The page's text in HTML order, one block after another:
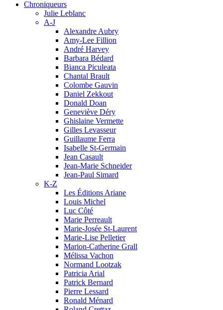
Chroniqueurs
Julie Leblanc
A-J
Alexandre Aubry
Amy-Lee Fillion
André Harvey
Barbara Bédard
Bianca Piculeata
Chantal Brault
Colombe Gauvin
Daniel Zekkout
Donald Doan
Geneviève Déry
Ghislaine Vermette
Gilles Levasseur
Guillaume Ferra
Isabelle St-Germain
Jean Casault
Jean-Marie Schneider
Jean-Paul Simard
K-Z
Les Éditions Ariane
Louis Michel
Luc Côté
Marie Perreault
Marie-Josée St-Laurent
Marie-Lise Pelletier
Marion-Catherine Grall
Mélissa Vachon
Normand Lootzak
Patricia Arial
Patrick Bernard
Pierre Lessard
Ronald Ménard